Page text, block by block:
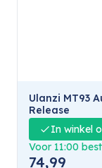
Ulanzi MT93
Release
In winkel
Voor 11:00
74,99